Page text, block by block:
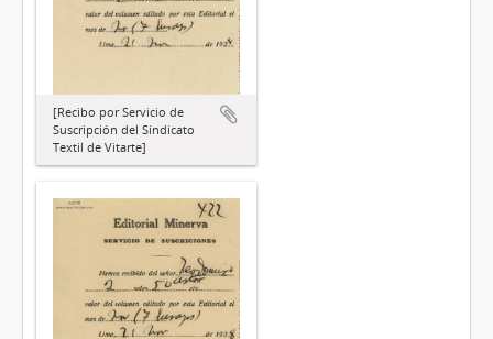
[Recibo por Servicio de
Suscripción del Sindicato
Textil de Vitarte]